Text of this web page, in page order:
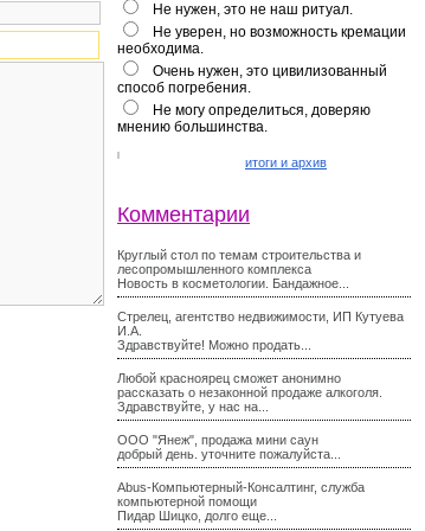
Не нужен, это не наш ритуал.
Не уверен, но возможность кремации
необходима.
Очень нужен, это цивилизованный
способ погребения.
Не могу определиться, доверяю
мнению большинства.
итоги и архив
Комментарии
Круглый стол по темам строительства и
лесопромышленного комплекса
Новость в косметологии. Бандажное...
Стрелец, агентство недвижимости, ИП Кутуева
И.А.
Здравствуйте! Можно продать...
Любой красноярец сможет анонимно
рассказать о незаконной продаже алкоголя.
Здравствуйте, у нас на...
ООО "Янеж", продажа мини саун
добрый день. уточните пожалуйста...
Abus-Компьютерный-Консалтинг, служба
компьютерной помощи
Пидар Шицко, долго еще...